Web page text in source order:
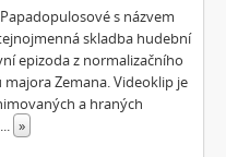
s názvem
skladba hudební
epizoda z normalizačního
Zemana. Videoklip je
a hraných
... »